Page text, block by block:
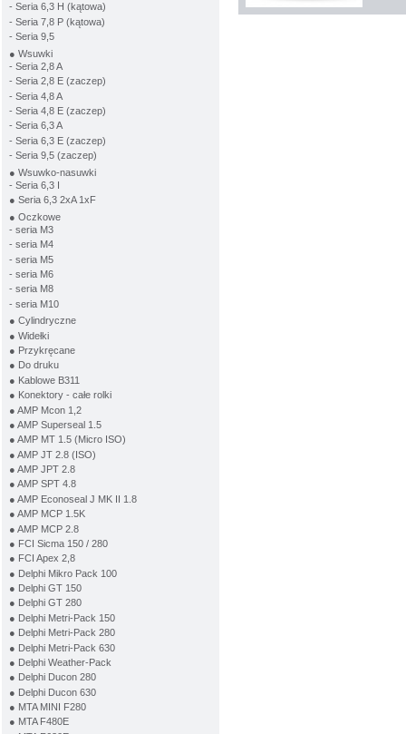
- Seria 6,3 H (kątowa)
- Seria 7,8 P (kątowa)
- Seria 9,5
● Wsuwki
- Seria 2,8 A
- Seria 2,8 E (zaczep)
- Seria 4,8 A
- Seria 4,8 E (zaczep)
- Seria 6,3 A
- Seria 6,3 E (zaczep)
- Seria 9,5 (zaczep)
● Wsuwko-nasuwki
- Seria 6,3 I
● Seria 6,3 2xA 1xF
● Oczkowe
- seria M3
- seria M4
- seria M5
- seria M6
- seria M8
- seria M10
● Cylindryczne
● Widełki
● Przykręcane
● Do druku
● Kablowe B311
● Konektory - całe rolki
● AMP Mcon 1,2
● AMP Superseal 1.5
● AMP MT 1.5 (Micro ISO)
● AMP JT 2.8 (ISO)
● AMP JPT 2.8
● AMP SPT 4.8
● AMP Econoseal J MK II 1.8
● AMP MCP 1.5K
● AMP MCP 2.8
● FCI Sicma 150 / 280
● FCI Apex 2,8
● Delphi Mikro Pack 100
● Delphi GT 150
● Delphi GT 280
● Delphi Metri-Pack 150
● Delphi Metri-Pack 280
● Delphi Metri-Pack 630
● Delphi Weather-Pack
● Delphi Ducon 280
● Delphi Ducon 630
● MTA MINI F280
● MTA F480E